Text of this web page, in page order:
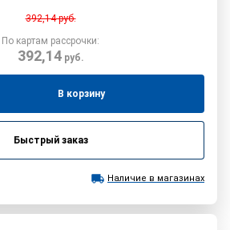
392,14руб.
По картам рассрочки:
392,14руб.
В корзину
Быстрый заказ
Наличие в магазинах